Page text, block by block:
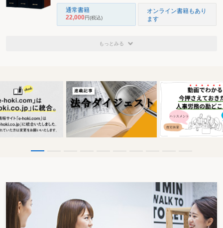
通常書籍
22,000円(税込)
オンライン書籍もあり
ます
もっとみる